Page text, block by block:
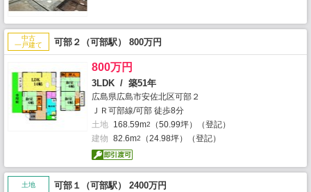
中古
一戸建て
可部２（可部駅） 800万円
800万円
3LDK / 築51年
広島県広島市安佐北区可部２
ＪＲ可部線/可部 徒歩8分
土地 168.59m2
（50.99坪）（登記）
建物 82.6m2 （24.98坪）（登記）
土地 可部１（可部駅） 2400万円